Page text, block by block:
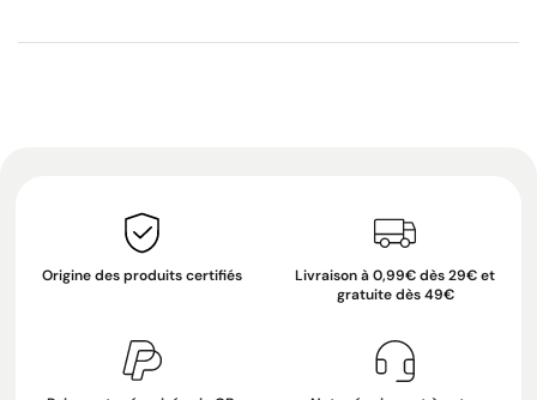
Origine des produits certifiés
Livraison à 0,99€ dès 29€ et
gratuite dès 49€